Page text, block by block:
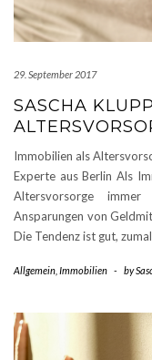
29. September 2017
SASCHA
Immobilien als
Experte aus Berlin Als
Altersvorsorge
Ansparungen von
Die Tendenz ist gut,
Allgemein Immobilien - by